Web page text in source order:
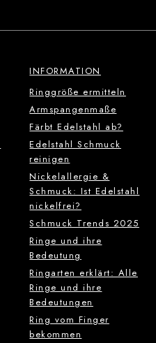
INFORMATION
Ringgröße ermitteln
Armspangenmaße
Färbt Edelstahl ab?
Edelstahl Schmuck
reinigen
Nickelallergie &
Schmuck: Ist Edelstahl
nickelfrei?
Schmuck Trends 2025
Ringe und ihre
Bedeutung
Ringarten erklärt: Alle
Ringe und ihre
Bedeutungen
Ring vom Finger
bekommen